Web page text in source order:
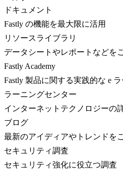
ドキュメント
Fastly の機能を最大限に活用
リソースライブラリ
データシートやレポートなどを
Fastly Academy
Fastly 製品に関する実践的な e
ラーニングセンター
インターネットテクノロジーの
ブログ
最新のアイディアやトレンドを
セキュリティ調査
セキュリティ強化に役立つ調査